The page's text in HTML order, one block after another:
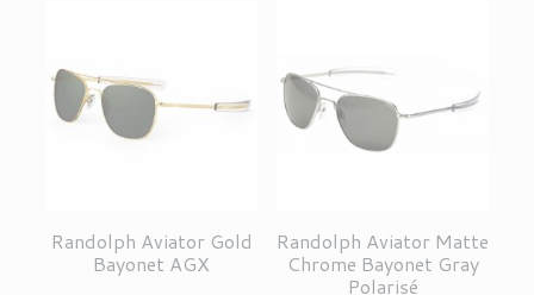
Randolph Aviator Gold
Bayonet AGX
Randolph Aviator Matte
Chrome Bayonet Gray
Polarisé